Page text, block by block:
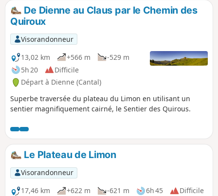
De Dienne au Claus par le Chemin des
Quiroux
Visorandonneur
13,02 km
+566 m
-529 m
5h 20
Difficile
Départ à Dienne (Cantal)
Superbe traversée du plateau du Limon en utilisant un
sentier magnifiquement cairné, le Sentier des Quirous.
Le Plateau de Limon
Visorandonneur
17,46 km
+622 m -621 m 6h 45
Difficile